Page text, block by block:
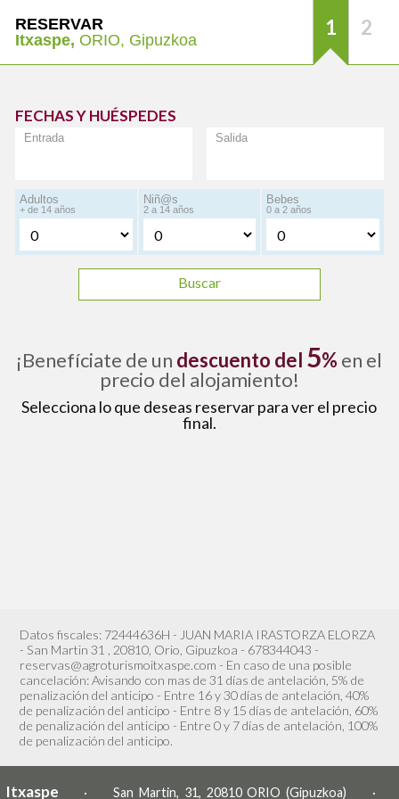
RESERVAR
Itxaspe, ORIO, Gipuzkoa
1 2
FECHAS Y HUÉSPEDES
Entrada Salida
Adultos
+ de 14 años
Niñ@s
2 a 14 años
Bebes
0 a 2 años
Buscar
¡Benefíciate de un descuento del 5% en el
precio del alojamiento!
Selecciona lo que deseas reservar para ver el precio
final.
Datos fiscales: 72444636H - JUAN MARIA IRASTORZA ELORZA
- San Martin 31 , 20810, Orio, Gipuzkoa - 678344043 -
reservas@agroturismoitxaspe.com - En caso de una posible
cancelación: Avisando con mas de 31 días de antelación, 5% de
penalización del anticipo - Entre 16 y 30 días de antelación, 40%
de penalización del anticipo - Entre 8 y 15 días de antelación, 60%
de penalización del anticipo - Entre 0 y 7 días de antelación, 100%
de penalización del anticipo.
Itxaspe · San Martin, 31, 20810 ORIO (Gipuzkoa) ·